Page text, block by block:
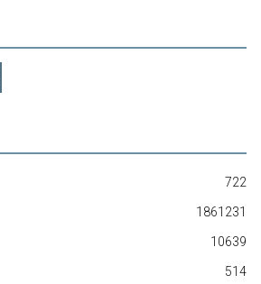
722
1861231
10639
514